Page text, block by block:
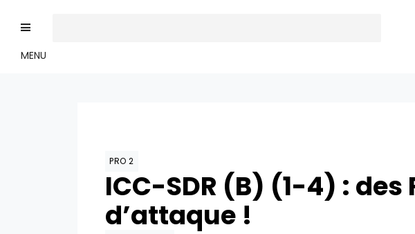
MENU
PRO 2
ICC-SDR (B) (1-4) : des
d’attaque !